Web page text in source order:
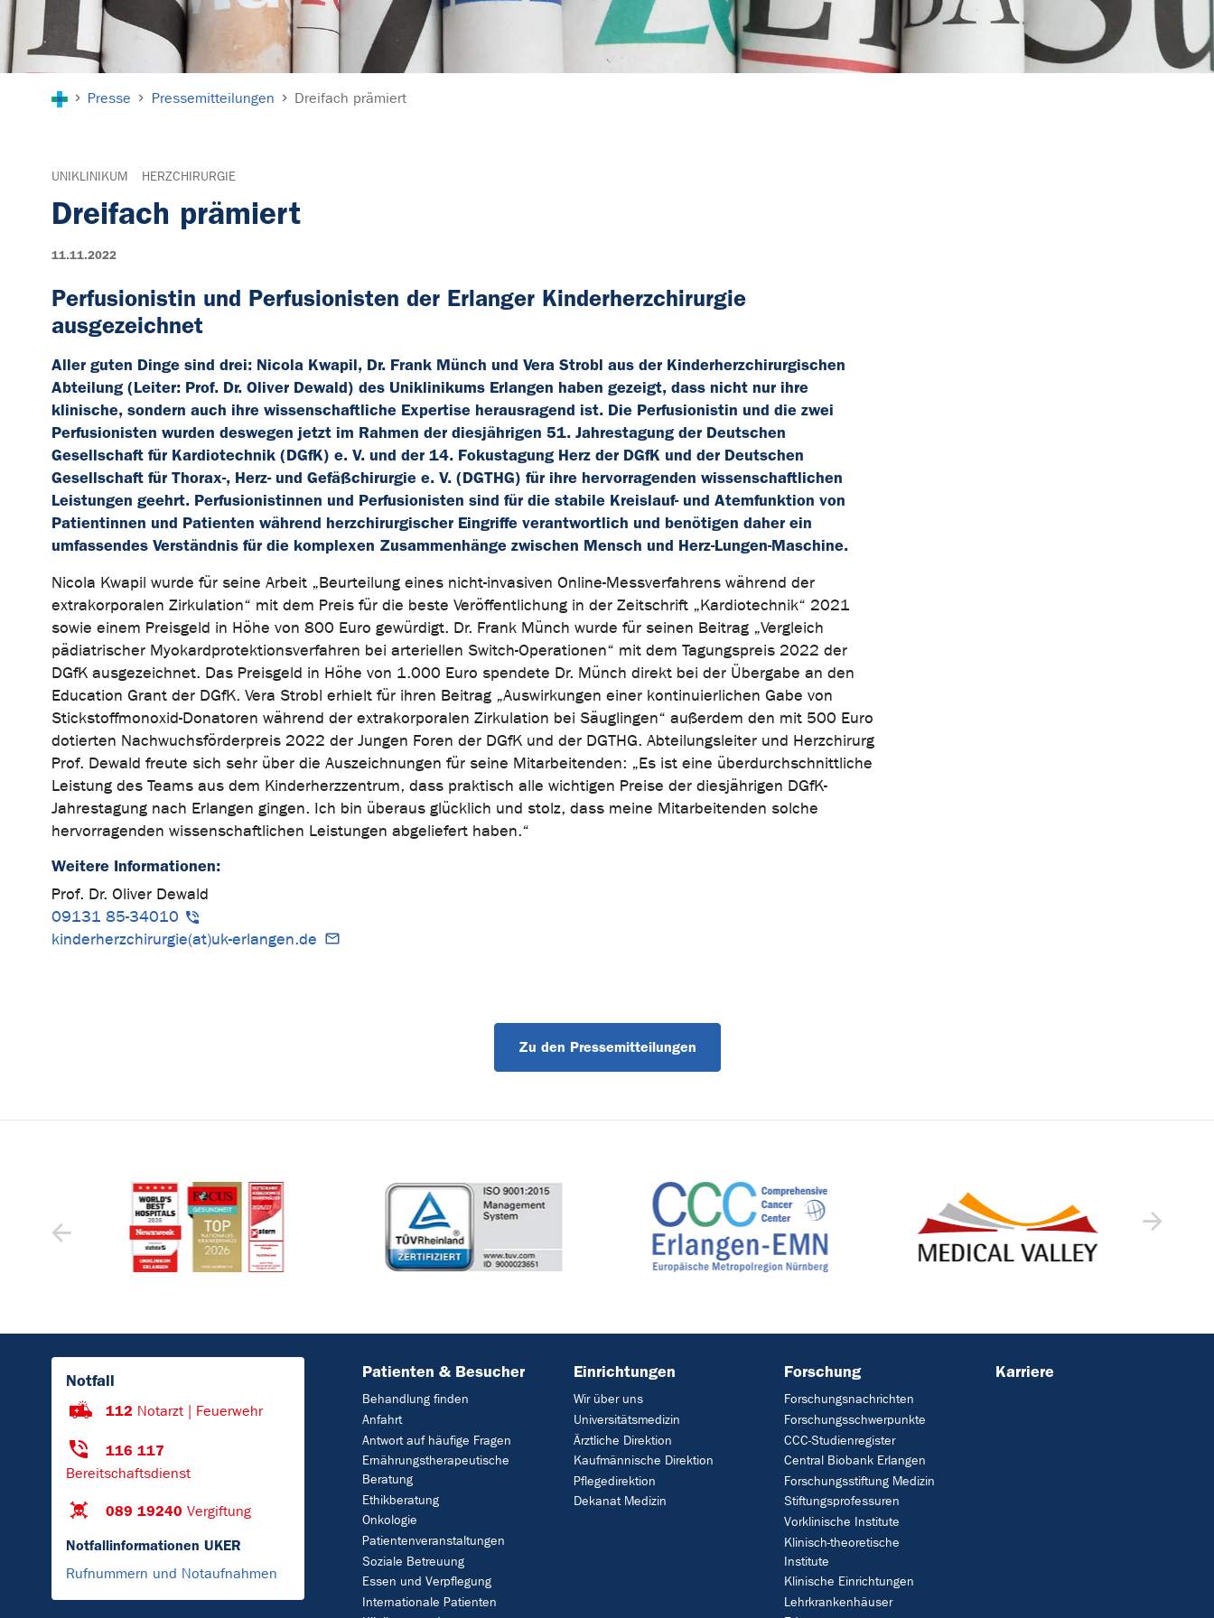
Presse Pressemitteilungen Dreifach prämiert
UNIKLINIKUM HERZCHIRURGIE
Dreifach prämiert
11.11.2022
Perfusionistin und Perfusionisten der Erlanger Kinderherzchirurgie
ausgezeichnet
Aller guten Dinge sind drei: Nicola Kwapil, Dr. Frank Münch und Vera Strobl aus der Kinderherzchirurgischen
Abteilung (Leiter: Prof. Dr. Oliver Dewald) des Uniklinikums Erlangen haben gezeigt, dass nicht nur ihre
klinische, sondern auch ihre wissenschaftliche Expertise herausragend ist. Die Perfusionistin und die zwei
Perfusionisten wurden deswegen jetzt im Rahmen der diesjährigen 51. Jahrestagung der Deutschen
Gesellschaft für Kardiotechnik (DGfK) e. V. und der 14. Fokustagung Herz der DGfK und der Deutschen
Gesellschaft für Thorax-, Herz- und Gefäßchirurgie e. V. (DGTHG) für ihre hervorragenden wissenschaftlichen
Leistungen geehrt. Perfusionistinnen und Perfusionisten sind für die stabile Kreislauf- und Atemfunktion von
Patientinnen und Patienten während herzchirurgischer Eingriffe verantwortlich und benötigen daher ein
umfassendes Verständnis für die komplexen Zusammenhänge zwischen Mensch und Herz-Lungen-Maschine.
Nicola Kwapil wurde für seine Arbeit „Beurteilung eines nicht-invasiven Online-Messverfahrens während der
extrakorporalen Zirkulation“ mit dem Preis für die beste Veröffentlichung in der Zeitschrift „Kardiotechnik“ 2021
sowie einem Preisgeld in Höhe von 800 Euro gewürdigt. Dr. Frank Münch wurde für seinen Beitrag „Vergleich
pädiatrischer Myokardprotektionsverfahren bei arteriellen Switch-Operationen“ mit dem Tagungspreis 2022 der
DGfK ausgezeichnet. Das Preisgeld in Höhe von 1.000 Euro spendete Dr. Münch direkt bei der Übergabe an den
Education Grant der DGfK. Vera Strobl erhielt für ihren Beitrag „Auswirkungen einer kontinuierlichen Gabe von
Stickstoffmonoxid-Donatoren während der extrakorporalen Zirkulation bei Säuglingen“ außerdem den mit 500 Euro
dotierten Nachwuchsförderpreis 2022 der Jungen Foren der DGfK und der DGTHG. Abteilungsleiter und Herzchirurg
Prof. Dewald freute sich sehr über die Auszeichnungen für seine Mitarbeitenden: „Es ist eine überdurchschnittliche
Leistung des Teams aus dem Kinderherzzentrum, dass praktisch alle wichtigen Preise der diesjährigen DGfK-
Jahrestagung nach Erlangen gingen. Ich bin überaus glücklich und stolz, dass meine Mitarbeitenden solche
hervorragenden wissenschaftlichen Leistungen abgeliefert haben.“
Weitere Informationen:
Prof. Dr. Oliver Dewald
09131 85-34010
kinderherzchirurgie(at)uk-erlangen.de
Zu den Pressemitteilungen
Notfall
112 Notarzt | Feuerwehr
116 117
Bereitschaftsdienst
089 19240 Vergiftung
Notfallinformationen UKER
Rufnummern und Notaufnahmen
Patienten & Besucher
Behandlung finden
Anfahrt
Antwort auf häufige Fragen
Ernährungstherapeutische
Beratung
Ethikberatung
Onkologie
Patientenveranstaltungen
Soziale Betreuung
Essen und Verpflegung
Internationale Patienten
Einrichtungen
Wir über uns
Universitätsmedizin
Ärztliche Direktion
Kaufmännische Direktion
Pflegedirektion
Dekanat Medizin
Forschung
Forschungsnachrichten
Forschungsschwerpunkte
CCC-Studienregister
Central Biobank Erlangen
Forschungsstiftung Medizin
Stiftungsprofessuren
Vorklinische Institute
Klinisch-theoretische
Institute
Klinische Einrichtungen
Lehrkrankenhäuser
Karriere